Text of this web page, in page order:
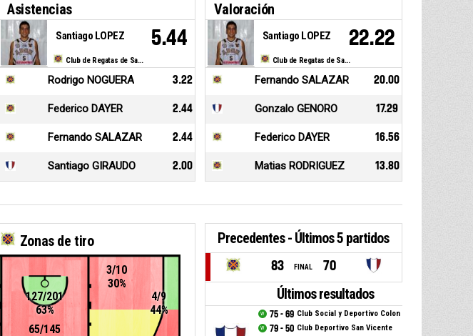
Asistencias
Club de Regatas de San Nicolas
Santiago LOPEZ 5.44
Rodrigo NOGUERA 3.22
Federico DAYER 2.44
Fernando SALAZAR 2.44
Santiago GIRAUDO 2.00
Valoración
Club de Regatas de San Nicolas
Santiago LOPEZ 22.22
Fernando SALAZAR 20.00
Gonzalo GENORO 17.29
Federico DAYER 16.56
Matias RODRIGUEZ 13.80
Zonas de tiro
3/10
30%
65/145
127/201
63%
4/9
44%
Precedentes - Últimos 5 partidos
83 FINAL 70
Últimos resultados
75 - 69 Club Social y Deportivo Colon de Chivilcoy
79 - 50 Club Deportivo San Vicente